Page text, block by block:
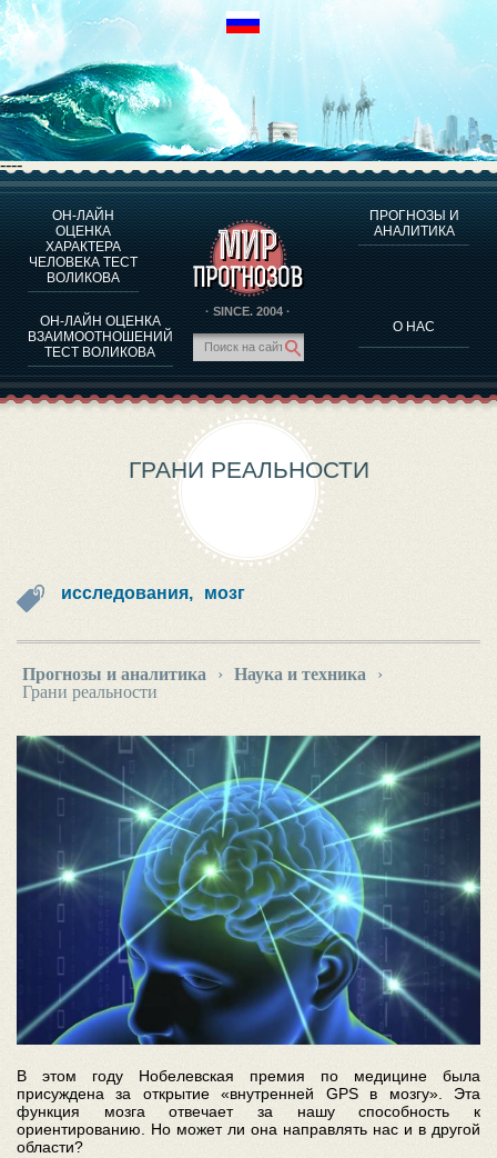
----
ОН-ЛАЙН
ОЦЕНКА
ХАРАКТЕРА
ЧЕЛОВЕКА ТЕСТ
ВОЛИКОВА
ОН-ЛАЙН ОЦЕНКА
ВЗАИМООТНОШЕНИЙ
ТЕСТ ВОЛИКОВА
· SINCE. 2004 ·
ПРОГНОЗЫ И
АНАЛИТИКА
О НАС
О ПРОГРАММЕ
ОЦЕНКА ХАРАКТЕРA ЧЕЛОВЕКА
ОЦЕНКА ХАРАКТЕРА ВЫДАЮЩИХСЯ ЛИЧНОСТЕЙ
О ПРОГРАММЕ
ТЕСТ НА СОВМЕСТИМОСТЬ ВОЛИКОВА
ПРОГНОЗЫ И АНАЛИТИКА
ГРАНИ РЕАЛЬНОСТИ
исследования, мозг
Прогнозы и аналитика › Наука и техника
›
Грани реальности
В этом году Нобелевская премия по медицине была
присуждена за открытие «внутренней GPS в мозгу». Эта
функция мозга отвечает за нашу способность к
ориентированию. Но может ли она направлять нас и в другой
области?